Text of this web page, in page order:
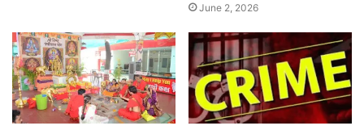
June 2, 2026